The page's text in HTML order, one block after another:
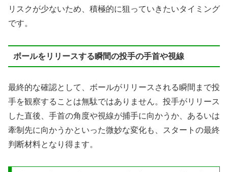
リスクが少ないため、積極的に狙っていきたいタイミング
です。
ボールをリリースする瞬間の投手の手首や視線
最終的な確認として、ボールがリリースされる瞬間まで投
手を観察することは無駄ではありません。投手がリリース
した直後、手首の角度や視線が捕手に向かうか、あるいは
牽制先に向かうかといった微妙な変化も、スタートの最終
判断材料となり得ます。